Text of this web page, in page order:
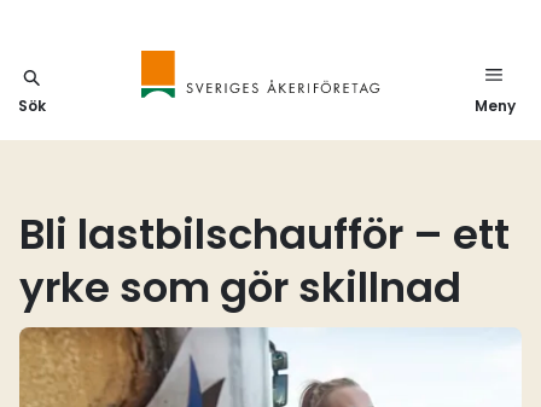
Sök Meny
Bli lastbilschaufför – ett
yrke som gör skillnad